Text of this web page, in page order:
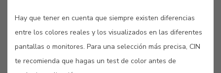
Hay que tener en cuenta que siempre existen diferencias
entre los colores reales y los visualizados en las diferentes
pantallas o monitores. Para una selección más precisa, CIN
te recomienda que hagas un test de color antes de